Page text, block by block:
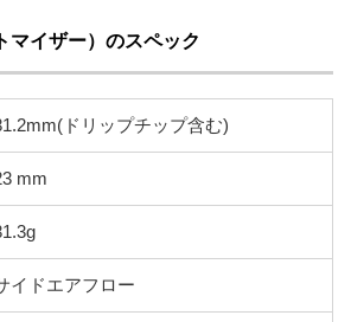
マイザー）のスペック
ドリップチップ含む)
mm
イドエアフロー